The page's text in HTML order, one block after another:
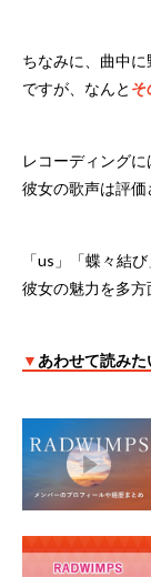
ちなみに、曲中
ですが、なんと そ
レコーディング
彼女の歌声は評価
「us」「蝶々結
彼女の魅力を多方
▼ あわせて読みた